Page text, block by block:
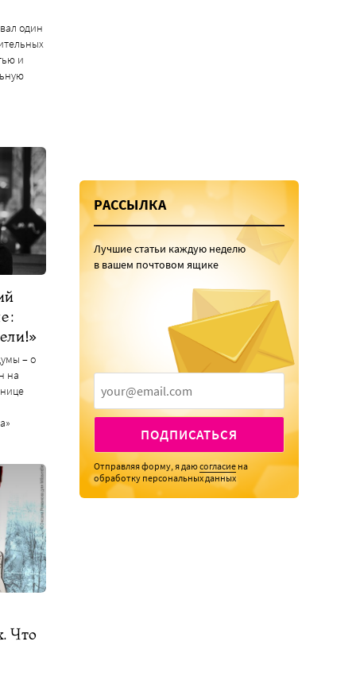
один
и
– о
на
Что
РАССЫЛКА
Лучшие статьи каждую неделю
в вашем почтовом ящике
ПОДПИСАТЬСЯ
Отправляя форму, я даюсогласие на
обработку персональных данных